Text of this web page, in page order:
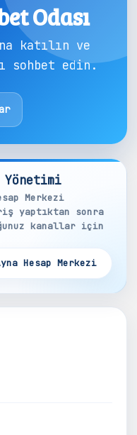
Odası
katılın ve
sohbet edin.
Yönetimi
Merkezi
yaptıktan sonra
kanallar için
Hesap Merkezi